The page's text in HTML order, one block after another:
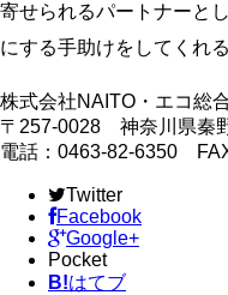
寄せられるパートナーと
にする手助けをしてくれ
株式会社NAITO・エコ総
〒257-0028 神奈川県秦
電話：0463-82-6350
Twitter
Facebook
Google+
Pocket
B!はてブ